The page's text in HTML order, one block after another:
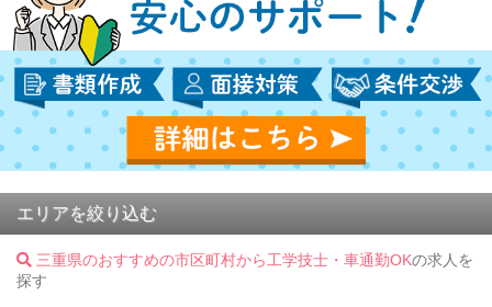
エリアを絞り込む
三重県のおすすめの市区町村から工学技士・車通勤OKの求人を
探す